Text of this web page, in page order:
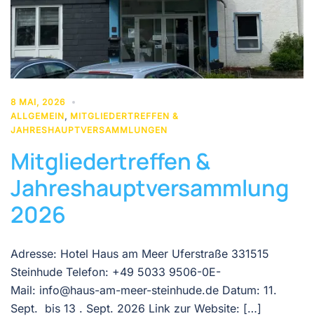
8 MAI, 2026
ALLGEMEIN, MITGLIEDERTREFFEN &
JAHRESHAUPTVERSAMMLUNGEN
Mitgliedertreffen &
Jahreshauptversammlung
2026
Adresse: Hotel Haus am Meer Uferstraße 331515
Steinhude Telefon: +49 5033 9506-0E-
Mail: info@haus-am-meer-steinhude.de Datum: 11.
Sept. bis 13 . Sept. 2026 Link zur Website: […]